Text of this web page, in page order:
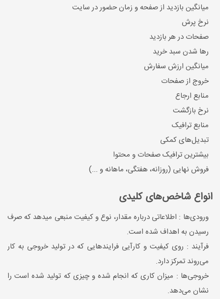
میانگین بازدید از صفحه و زمان حضور در سایت
نرخ پرش
صفحات در هر بازدید
رها شدن سبد خرید
میانگین ارزش سفارش
خروج از صفحات
منابع ارجاع
نرخ بازگشت
منابع ترافیک
تبدیل‌های کمکی
بیشترین ترافیک صفحات و محتوا
فروش نهایی (روزانه، هفتگی، ماهانه و ...)
انواع شاخص‌های کلیدی
ورودی‌ها : اطلاعاتی درباره مقدار، نوع و کیفیت منبعی می‎دهد که صرف
رسیدن به اهداف شده است.
فرآیند : روی کیفیت‌ و کارآیی فرایندهایی که در تولید خروجی به کار
می‌روند تمرکز دارد.
خروجی‌ها : میزان کاری که انجام شده و چیزی که تولید شده است را
نشان می‌دهد.